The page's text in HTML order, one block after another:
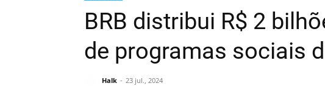
BRB distribui R$ 2
de programas sociais
Halk 23 jul., 2024